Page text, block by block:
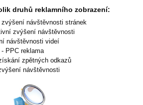
druhů reklamního zobrazení:
návštěvnosti stránek
zvýšení návštěvnosti
návštěvnosti videí
PPC reklama
zpětných odkazů
návštěvnosti